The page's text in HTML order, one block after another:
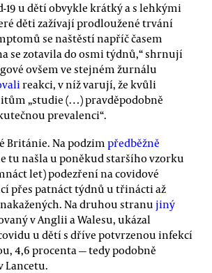
19 u dětí obvykle krátký a s lehkými
děti zažívají prodloužené trvání
se naštěstí napříč časem
se zotavila do osmi týdnů,“ shrnují
ovšem ve stejném žurnálu
reakci, v níž varují, že kvůli
„studie (…) pravděpodobně
prevalenci“.
Británie. Na podzim předběžně
tu našla u poněkud staršího vzorku
let) podezření na covidové
přes patnáct týdnů u třinácti až
Na druhou stranujiný
v Anglii a Walesu, ukázal
u dětí s dříve potvrzenou infekcí
4,6 procenta — tedy podobně
Lancetu.